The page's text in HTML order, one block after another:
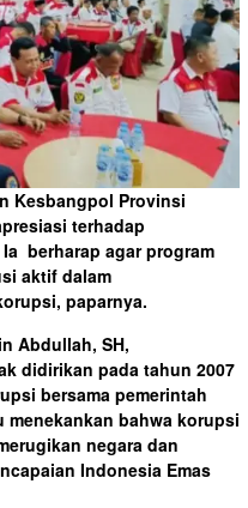
Kesbangpol Provinsi
terhadap
berharap agar program
aktif dalam
paparnya.
Abdullah, SH,
didirikan pada tahun 2007
bersama pemerintah
menekankan bahwa korupsi
negara dan
Indonesia Emas